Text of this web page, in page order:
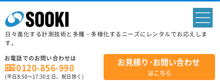
日々進化する計測技術と多種・多様化するニーズにレンタルでお応えしま
す。
お電話でのお問い合わせは
0120-856-990
(平日8:50～17:30土日、祝日除く)
お見積り･お問い合わせ
はこちら